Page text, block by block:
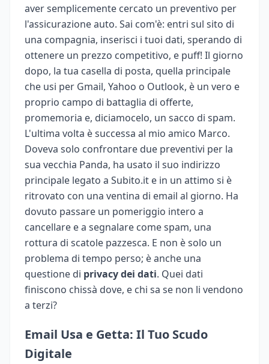
aver semplicemente cercato un preventivo per
l'assicurazione auto. Sai com'è: entri sul sito di
una compagnia, inserisci i tuoi dati, sperando di
ottenere un prezzo competitivo, e puff! Il giorno
dopo, la tua casella di posta, quella principale
che usi per Gmail, Yahoo o Outlook, è un vero e
proprio campo di battaglia di offerte,
promemoria e, diciamocelo, un sacco di spam.
L'ultima volta è successa al mio amico Marco.
Doveva solo confrontare due preventivi per la
sua vecchia Panda, ha usato il suo indirizzo
principale legato a Subito.it e in un attimo si è
ritrovato con una ventina di email al giorno. Ha
dovuto passare un pomeriggio intero a
cancellare e a segnalare come spam, una
rottura di scatole pazzesca. E non è solo un
problema di tempo perso; è anche una
questione di privacy dei dati. Quei dati
finiscono chissà dove, e chi sa se non li vendono
a terzi?
Email Usa e Getta: Il Tuo Scudo
Digitale